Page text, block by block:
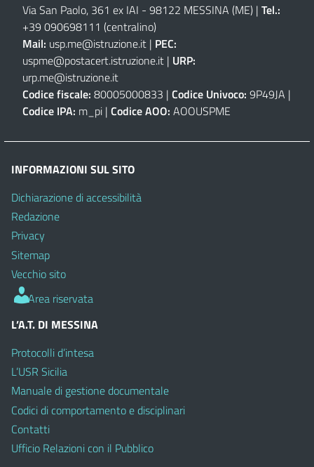
Via San Paolo, 361 ex IAI - 98122 MESSINA (ME) | Tel.:
+39 090698111 (centralino)
Mail: usp.me@istruzione.it | PEC:
uspme@postacert.istruzione.it | URP:
urp.me@istruzione.it
Codice fiscale: 80005000833 | Codice Univoco: 9P49JA |
Codice IPA: m_pi | Codice AOO: AOOUSPME
INFORMAZIONI SUL SITO
Dichiarazione di accessibilità
Redazione
Privacy
Sitemap
Vecchio sito
Area riservata
L’A.T. DI MESSINA
Protocolli d’intesa
L’USR Sicilia
Manuale di gestione documentale
Codici di comportamento e disciplinari
Contatti
Ufficio Relazioni con il Pubblico